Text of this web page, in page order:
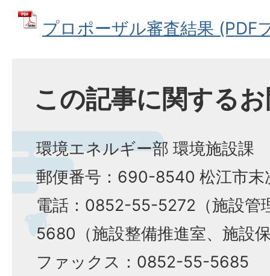
プロポーザル審査結果 (PDF
この記事に関する
環境エネルギー部 環境施設課
郵便番号：690-8540 松江市末
電話：0852-55-5272（施設管
5680（施設整備推進室、施設
ファックス：0852-55-5685